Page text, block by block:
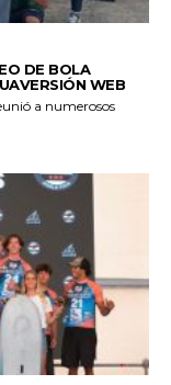
DE BOLA
WEB
a numerosos